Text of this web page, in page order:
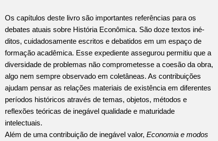
Os capítulos deste livro são importantes re­fe­rências para os
debates atuais sobre História Econômica. São doze textos iné­
ditos, cuidadosamente escritos e debatidos em um espaço de
formação acadêmica. Esse expe­diente assegurou permitiu que a
diversidade de pro­ble­mas não comprometesse a coesão da obra,
algo nem sempre observado em coletâneas. As contri­buições
ajudam pensar as relações materiais de existência em diferentes
períodos históricos atra­vés de temas, objetos, métodos e
reflexões teóricas de inegável qualidade e maturidade
intelectuais.
Além de uma contribuição de inegável valor, Economia e modos